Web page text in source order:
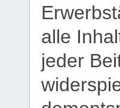
alle
jeder